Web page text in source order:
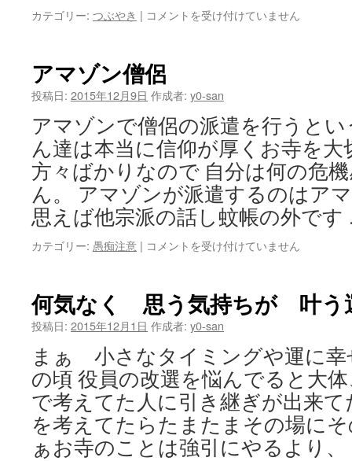
カテゴリー: つぶやき | 堪
び
飛
ば
に
残
る
紅
葉
か
な
コメントを受け付けていません
アマゾン僧侶
投稿日: 2015年12月9日 作成者: y0-san
アマゾンで僧侶の派遣を行うと
ん達は本当に信仰が厚くお寺を
方々ばかりなので 自分は何の危
ん。 アマゾンが派遣するのはア
思えば他宗派の話し蚊帳の外で
カテゴリー: 愚痴注意 | ア
ン
僧
侶
コメントを受け付けていません
何気なく 思う気持ちが 叶う
投稿日: 2015年12月1日 作成者: y0-san
まぁ 小さなタイミングや運に幸
の頃 役員の改選を悩んでると大
で考えてた人に引き継ぎが出来
を考えてたらたまたまその場に
ぁお寺のことは強引にやるより